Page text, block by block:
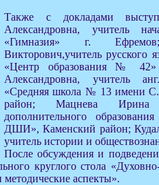
Также с докладами
Александровна, учитель
«Гимназия» г.
Викторович,учитель
«Центр образования №
Александровна, учитель
«Средняя школа № 13 имени
район; Мацнева Ирина
дополнительного
ДШИ», Каменский район;
учитель истории и
После обсуждения и
круглого стола
аспекты».